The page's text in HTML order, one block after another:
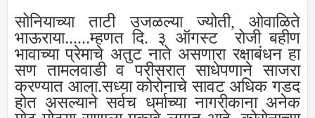
सोनियाच्या ताटी उजळल्या ज्योती, ओवाळिते
भाऊराया......म्हणत दि. ३ ऑगस्ट रोजी बहीण
भावाच्या प्रेमाचे अतुट नाते असणारा रक्षाबंधन हा
सण तामलवाडी व परीसरात साधेपणाने साजरा
करण्यात आला.सध्या कोरोनाचे सावट अधिक गडद
होत असल्याने सर्वच धर्माच्या नागरीकाना अनेक